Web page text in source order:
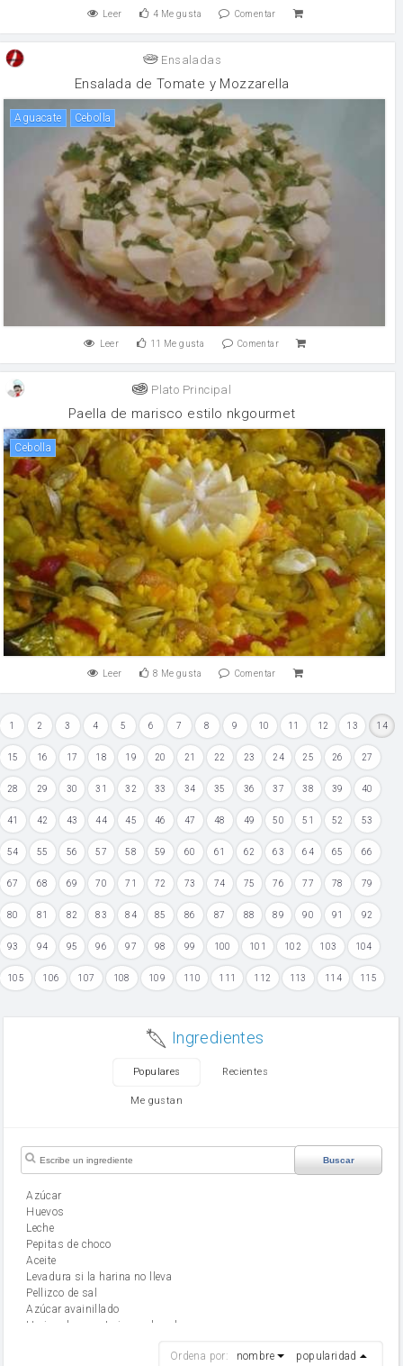
Leer 4 Me gusta Comentar
Ensaladas
Ensalada de Tomate y Mozzarella
Aguacate cebolla
Leer 11 Me gusta Comentar
Plato Principal
Paella de marisco estilo nkgourmet
cebolla
Leer 8 Me gusta Comentar
1 2 3 4 5 6 7 8 9 10 11 12 13 14
15 16 17 18 19 20 21 22 23 24 25 26 27
28 29 30 31 32 33 34 35 36 37 38 39 40
41 42 43 44 45 46 47 48 49 50 51 52 53
54 55 56 57 58 59 60 61 62 63 64 65 66
67 68 69 70 71 72 73 74 75 76 77 78 79
80 81 82 83 84 85 86 87 88 89 90 91 92
93 94 95 96 97 98 99 100 101 102 103 104
105 106 107 108 109 110 111 112 113 114 115
Ingredientes
Populares Recientes
Me gustan
Buscar
Azúcar
huevos
leche
Pepitas de choco
aceite
Levadura si la harina no lleva
Pellizco de sal
Azúcar avainillado
Harina de reposteria con levadura
Ordena por: nombre popularidad